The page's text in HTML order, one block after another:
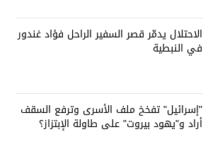
الاحتلال يدمّر قصر السفير الراحل فؤاد غندور
في النبطية
"إسرائيل" تفخخ ملف الأسرى وترفع السقف
أراد و"يهود بيروت" على طاولة الإبتزاز؟